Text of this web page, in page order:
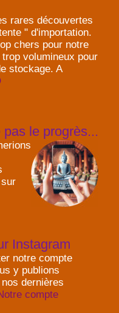
rares découvertes
" d'importation.
chers pour notre
volumineux pour
stockage. A
pas le progrès...
Instagram
notre compte
y publions
dernières
compte